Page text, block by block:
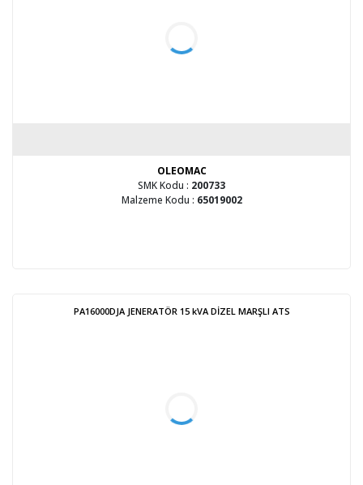
OLEOMAC
SMK Kodu : 200733
Malzeme Kodu : 65019002
PA16000DJA JENERATÖR 15 kVA DİZEL MARŞLI ATS